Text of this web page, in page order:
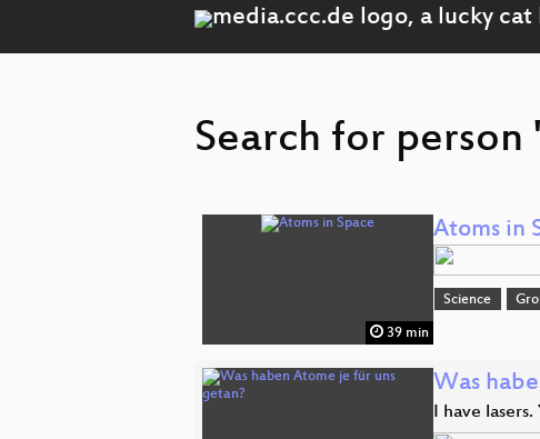
Search for
39 min
Atoms in
Science
Was
I have